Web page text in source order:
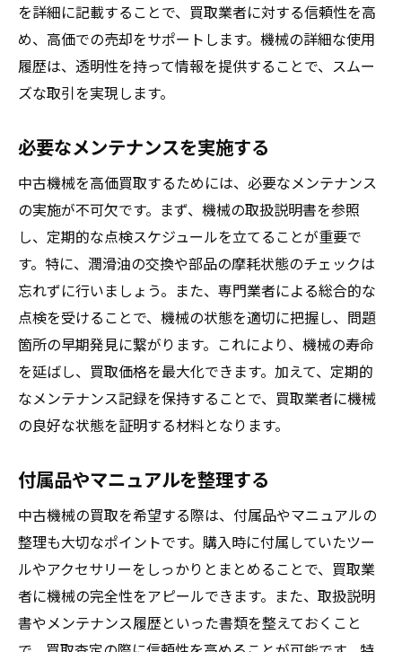
買取実績の透明性を確認
契約書の内容を詳細に確認
口コミや評判の参照方法
アフターサービスの有無
中古機械移設時に注意すべきポイントとは
移設計画の重要性
専門業者との連携方法
移設前後の機械の状態確認
移設に伴うコストの見積もり
安全対策とリスク管理
移設後の稼働テスト
効果的な中古機械の移設方法でトラブルを防ぐ
段取りの良い移設スケジュール
移設時の振動や衝撃対策
設置場所の下見と準備
配送業者の選定基準
移設後の初期動作調整
中古機械の売却でよくある質問とその回答
中古機械の査定基準は？
を詳細に記載することで、買取業者に対する信頼性を高
め、高価での売却をサポートします。機械の詳細な使用
履歴は、透明性を持って情報を提供することで、スムー
ズな取引を実現します。
必要なメンテナンスを実施する
中古機械を高価買取するためには、必要なメンテナンス
の実施が不可欠です。まず、機械の取扱説明書を参照
し、定期的な点検スケジュールを立てることが重要で
す。特に、潤滑油の交換や部品の摩耗状態のチェックは
忘れずに行いましょう。また、専門業者による総合的な
点検を受けることで、機械の状態を適切に把握し、問題
箇所の早期発見に繋がります。これにより、機械の寿命
を延ばし、買取価格を最大化できます。加えて、定期的
なメンテナンス記録を保持することで、買取業者に機械
の良好な状態を証明する材料となります。
付属品やマニュアルを整理する
中古機械の買取を希望する際は、付属品やマニュアルの
整理も大切なポイントです。購入時に付属していたツー
ルやアクセサリーをしっかりとまとめることで、買取業
者に機械の完全性をアピールできます。また、取扱説明
書やメンテナンス履歴といった書類を整えておくこと